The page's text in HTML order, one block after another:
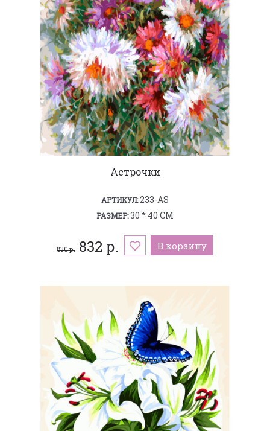
Астрочки
АРТИКУЛ:233-AS
РАЗМЕР:30 * 40 СМ
830 р. 832 р. В корзину